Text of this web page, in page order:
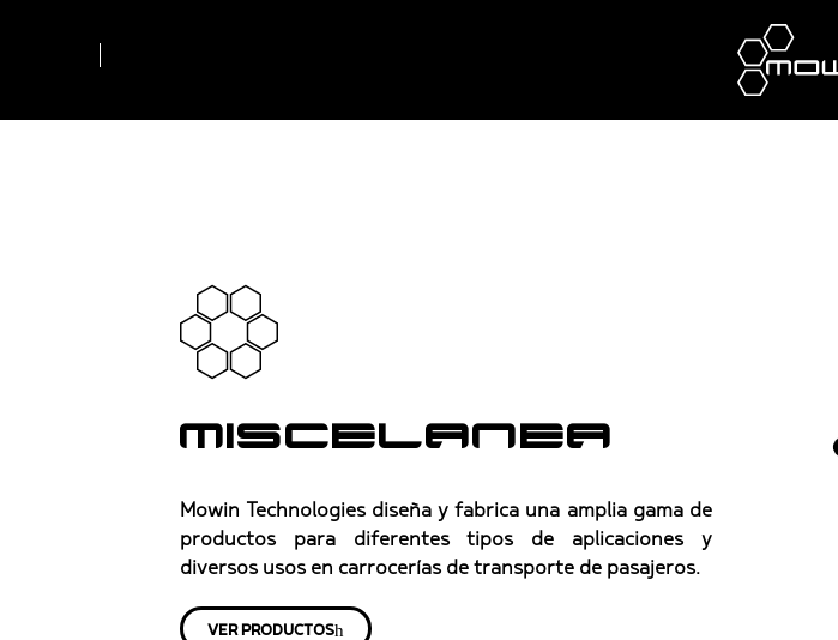
Miscelanea
Mowin Technologies diseña y fabrica una amplia gama de
productos para diferentes tipos de aplicaciones y
diversos usos en carrocerías de transporte de pasajeros.
VER PRODUCTOS